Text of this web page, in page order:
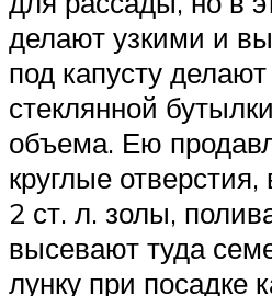
делают узкими и
под капусту
стеклянной
объема. Ею
круглые
2 ст. л. золы,
высевают туда
лунку при посадке